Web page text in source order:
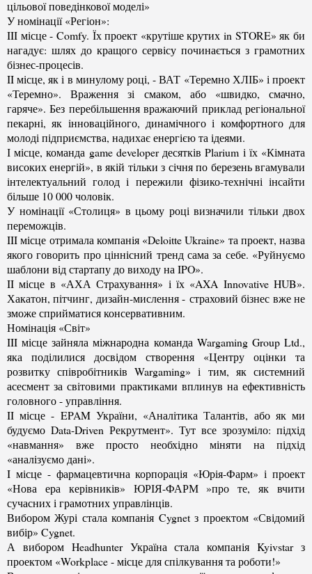
цільової поведінкової моделі»
У номінації «Регіон»:
III місце - Comfy. Їх проект «крутіше крутих in STORE» як би
нагадує: шлях до кращого сервісу починається з грамотних
бізнес-процесів.
II місце, як і в минулому році, - ВАТ «Теремно ХЛІБ» і проект
«Теремно». Враження зі смаком, або «швидко, смачно,
гаряче». Без перебільшення вражаючий приклад регіональної
пекарні, як інноваційного, динамічного і комфортного для
молоді підприємства, надихає енергією та ідеями.
І місце, команда game developer десятків Plarium і їх «Кімната
високих енергій», в якій тільки з січня по березень вгамували
інтелектуальний голод і пережили фізико-технічні інсайти
більше 10 000 чоловік.
У номінації «Столиця» в цьому році визначили тільки двох
переможців.
III місце отримала компанія «Deloitte Ukraine» та проект, назва
якого говорить про ціннісний тренд сама за себе. «Руйнуємо
шаблони від стартапу до виходу на IPO».
II місце в «АХА Страхування» і їх «AXA Innovative HUB».
Хакатон, пітчинг, дизайн-мислення - страховий бізнес вже не
зможе сприйматися консервативним.
Номінація «Світ»
III місце зайняла міжнародна команда Wargaming Group Ltd.,
яка поділилися досвідом створення «Центру оцінки та
розвитку співробітників Wargaming» і тим, як системний
асесмент за світовими практиками вплинув на ефективність
головного - управління.
II місце - EPAM України, «Аналітика Талантів, або як ми
будуємо Data-Driven Рекрутмент». Тут все зрозуміло: підхід
«навмання» вже просто необхідно міняти на підхід
«аналізуємо дані».
I місце - фармацевтична корпорація «Юрія-Фарм» і проект
«Нова ера керівників» ЮРІЯ-ФАРМ »про те, як вчити
сучасних і грамотних управлінців.
Вибором Журі стала компанія Cygnet з проектом «Свідомий
вибір» Cygnet.
А вибором Headhunter Україна стала компанія Kyivstar з
проектом «Workplace - місце для спілкування та роботи!»